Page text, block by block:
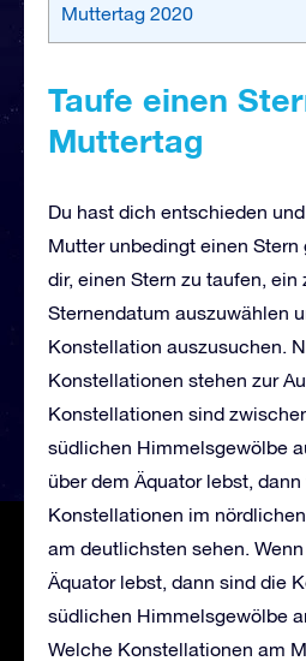
Muttertag 2020
Taufe einen
Muttertag
Du hast dich entschieden
Mutter unbedingt einen Stern
dir, einen Stern zu taufen,
Sternendatum auszuwählen
Konstellation auszusuchen.
Konstellationen stehen zur
Konstellationen sind
südlichen Himmelsgewölbe
über dem Äquator lebst,
Konstellationen im
am deutlichsten sehen.
Äquator lebst, dann sind die
südlichen Himmelsgewölbe
Welche Konstellationen am